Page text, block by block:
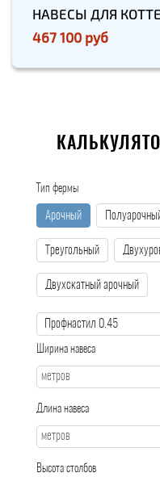
НАВЕСЫ ДЛЯ
467 100 руб
Тип фермы
Арочный
Треугольный
Двухскатный арочный
Ширина навеса
Длина навеса
Высота столбов